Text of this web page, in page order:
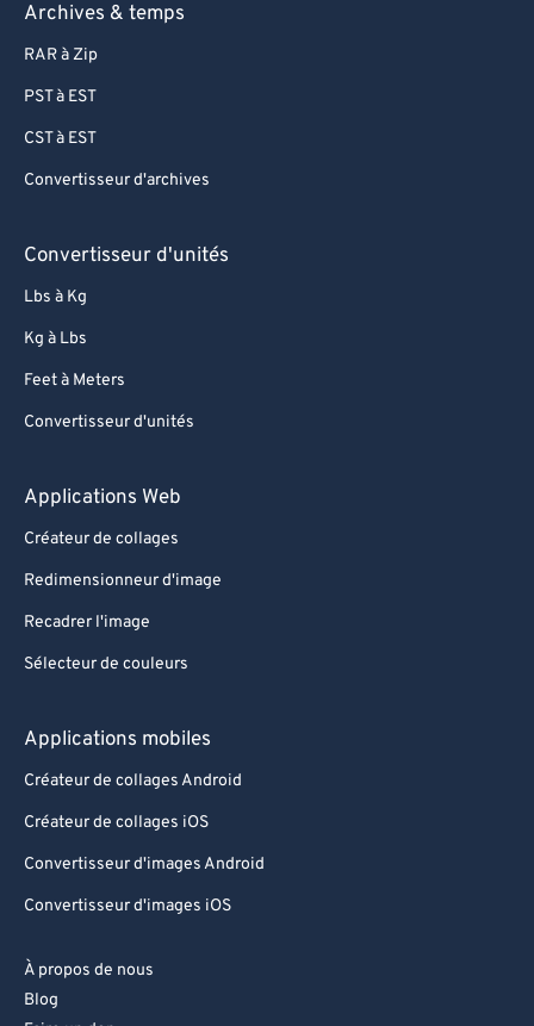
Archives & temps
RAR à Zip
PST à EST
CST à EST
Convertisseur d'archives
Convertisseur d'unités
Lbs à Kg
Kg à Lbs
Feet à Meters
Convertisseur d'unités
Applications Web
Créateur de collages
Redimensionneur d'image
Recadrer l'image
Sélecteur de couleurs
Applications mobiles
Créateur de collages Android
Créateur de collages iOS
Convertisseur d'images Android
Convertisseur d'images iOS
À propos de nous
Blog